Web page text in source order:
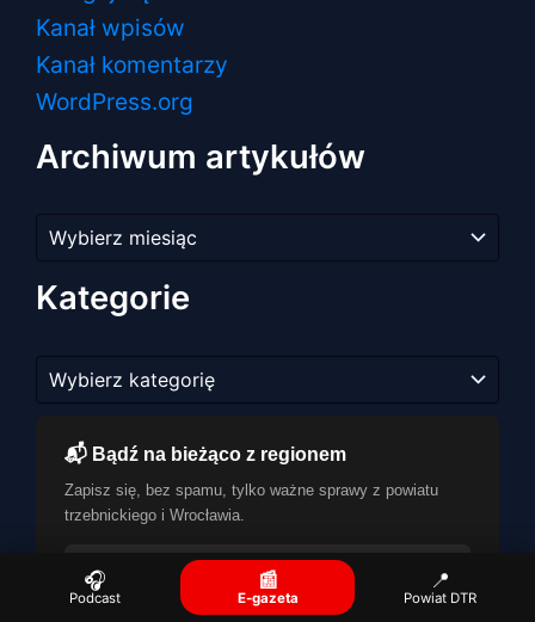
Kanał wpisów
Kanał komentarzy
WordPress.org
Archiwum artykułów
artykułów
Kategorie
📬 Bądź na bieżąco z regionem
Zapisz się, bez spamu, tylko ważne sprawy z powiatu
trzebnickiego i Wrocławia.
Zapisuję się →
🎧
Podcast
📰
E-gazeta
📍
Powiat DTR